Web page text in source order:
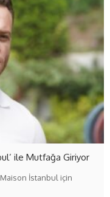
ile Mutfağa Giriyor
İstanbul için